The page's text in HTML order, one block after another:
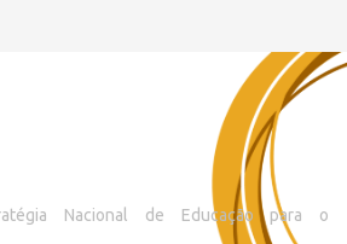
Nacional de Educação para o